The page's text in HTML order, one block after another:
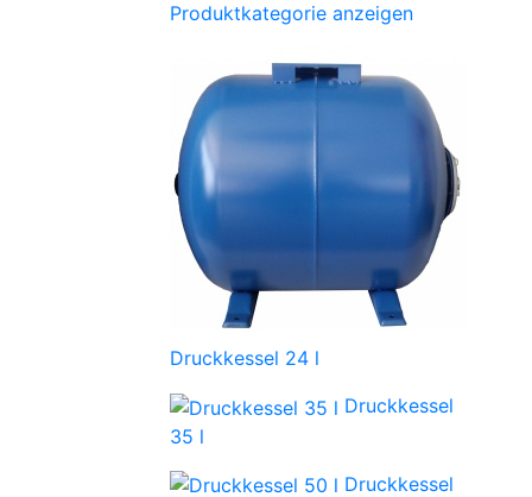
Produktkategorie anzeigen
Druckkessel 24 l
Druckkessel
35 l
Druckkessel